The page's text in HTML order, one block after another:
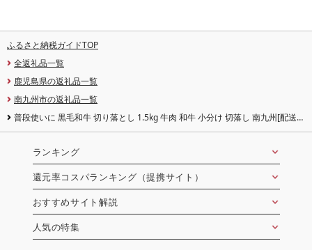
ふるさと納税ガイドTOP
全返礼品一覧
鹿児島県の返礼品一覧
南九州市の返礼品一覧
普段使いに 黒毛和牛 切り落とし 1.5kg 牛肉 和牛 小分け 切落し 南九州[配送不
ランキング
還元率コスパランキング（提携サイト）
おすすめサイト解説
人気の特集